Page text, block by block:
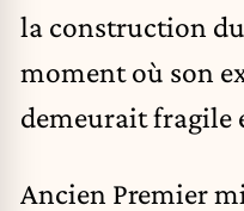
la construction
moment où son
demeurait fragile
Ancien Premier